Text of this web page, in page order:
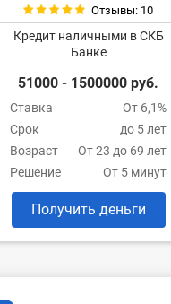
Отзывы: 10
Кредит наличными в СКБ
Банке
51000 - 1500000 руб.
Ставка
От 6,1%
Срок
до 5 лет
Возраст
От 23 до 69 лет
Решение
От 5 минут
Получить деньги